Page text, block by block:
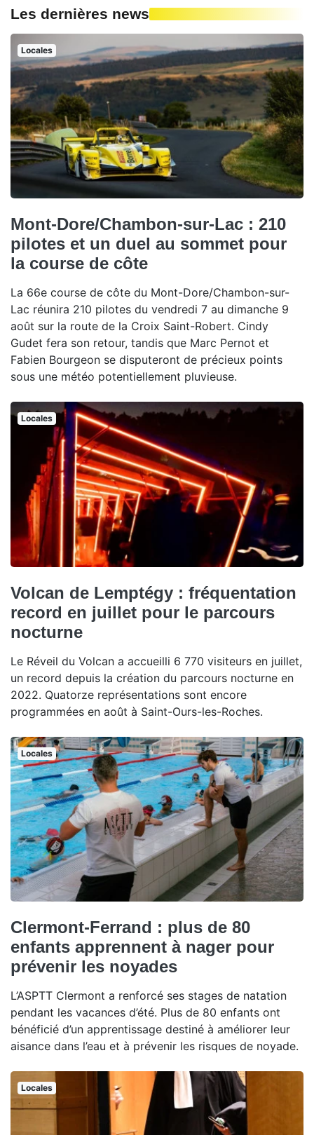
Les dernières news
Locales
Mont-Dore/Chambon-sur-Lac : 210
pilotes et un duel au sommet pour
la course de côte
La 66e course de côte du Mont-Dore/Chambon-sur-
Lac réunira 210 pilotes du vendredi 7 au dimanche 9
août sur la route de la Croix Saint-Robert. Cindy
Gudet fera son retour, tandis que Marc Pernot et
Fabien Bourgeon se disputeront de précieux points
sous une météo potentiellement pluvieuse.
Locales
Volcan de Lemptégy : fréquentation
record en juillet pour le parcours
nocturne
Le Réveil du Volcan a accueilli 6 770 visiteurs en juillet,
un record depuis la création du parcours nocturne en
2022. Quatorze représentations sont encore
programmées en août à Saint-Ours-les-Roches.
Locales
Clermont-Ferrand : plus de 80
enfants apprennent à nager pour
prévenir les noyades
L’ASPTT Clermont a renforcé ses stages de natation
pendant les vacances d’été. Plus de 80 enfants ont
bénéficié d’un apprentissage destiné à améliorer leur
aisance dans l’eau et à prévenir les risques de noyade.
Locales